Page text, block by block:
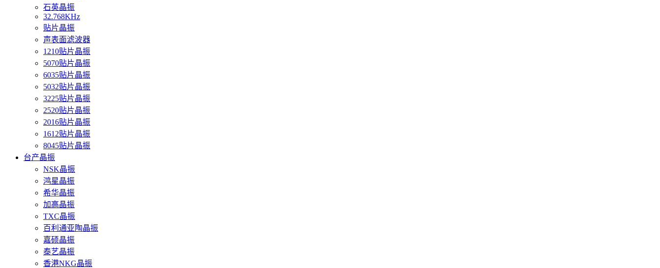
石英晶振
32.768KHz
贴片晶振
声表面滤波器
1210贴片晶振
5070贴片晶振
6035贴片晶振
5032贴片晶振
3225贴片晶振
2520贴片晶振
2016贴片晶振
1612贴片晶振
8045贴片晶振
台产晶振
NSK晶振
鸿星晶振
希华晶振
加高晶振
TXC晶振
百利通亚陶晶振
嘉硕晶振
泰艺晶振
香港NKG晶振